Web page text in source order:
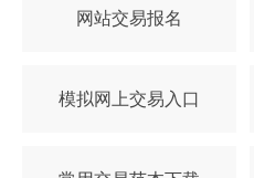
网站交易报名
模拟网上交易入口